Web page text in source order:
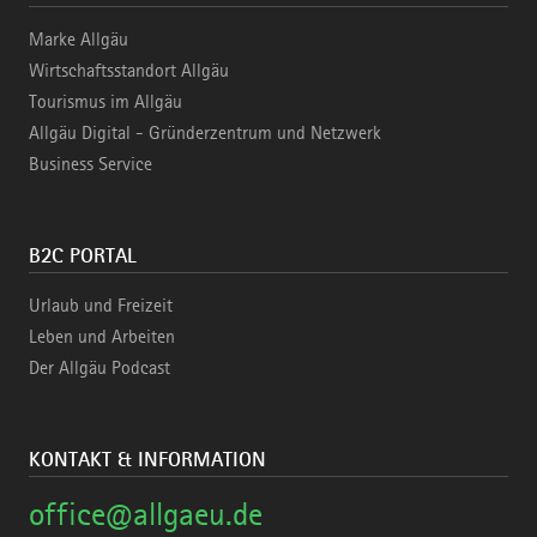
Marke Allgäu
Wirtschaftsstandort Allgäu
Tourismus im Allgäu
Allgäu Digital - Gründerzentrum und Netzwerk
Business Service
B2C PORTAL
Urlaub und Freizeit
Leben und Arbeiten
Der Allgäu Podcast
KONTAKT & INFORMATION
office@allgaeu.de